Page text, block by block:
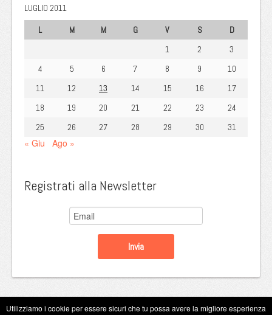
LUGLIO 2011
L
M M G V S
D
1
2
3
4
5 6 7 8 9
10
11
12 13 14 15 16
17
18
19 20 21 22 23
24
25
26 27 28 29 30 31
« Giu Ago »
Registrati alla Newsletter
Utilizziamo i cookie per essere sicuri che tu possa avere la migliore esperienza